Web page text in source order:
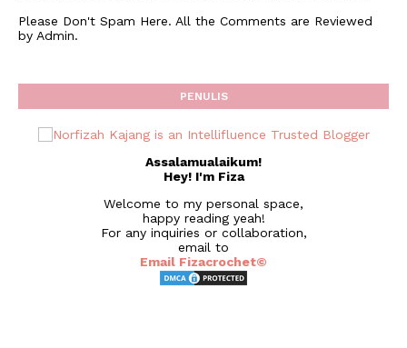
Please Don't Spam Here. All the Comments are Reviewed
by Admin.
PENULIS
Assalamualaikum!
Hey! I'm Fiza
Welcome to my personal space,
happy reading yeah!
For any inquiries or collaboration,
email to
Email Fizacrochet©